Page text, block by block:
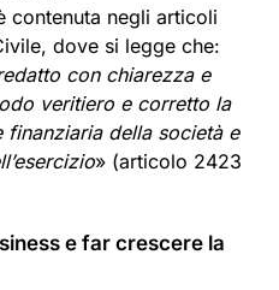
contenuta negli articoli
dove si legge che:
con chiarezza e
veritiero e corretto la
finanziaria della società e
» (articolo 2423
e far crescere la